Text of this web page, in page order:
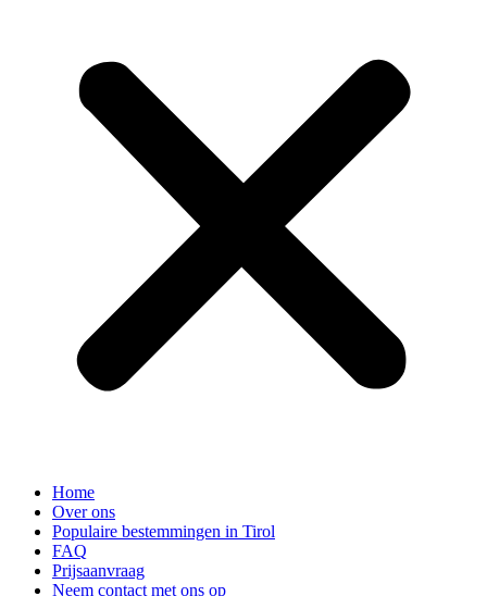
Home
Over ons
Populaire bestemmingen in Tirol
FAQ
Prijsaanvraag
Neem contact met ons op